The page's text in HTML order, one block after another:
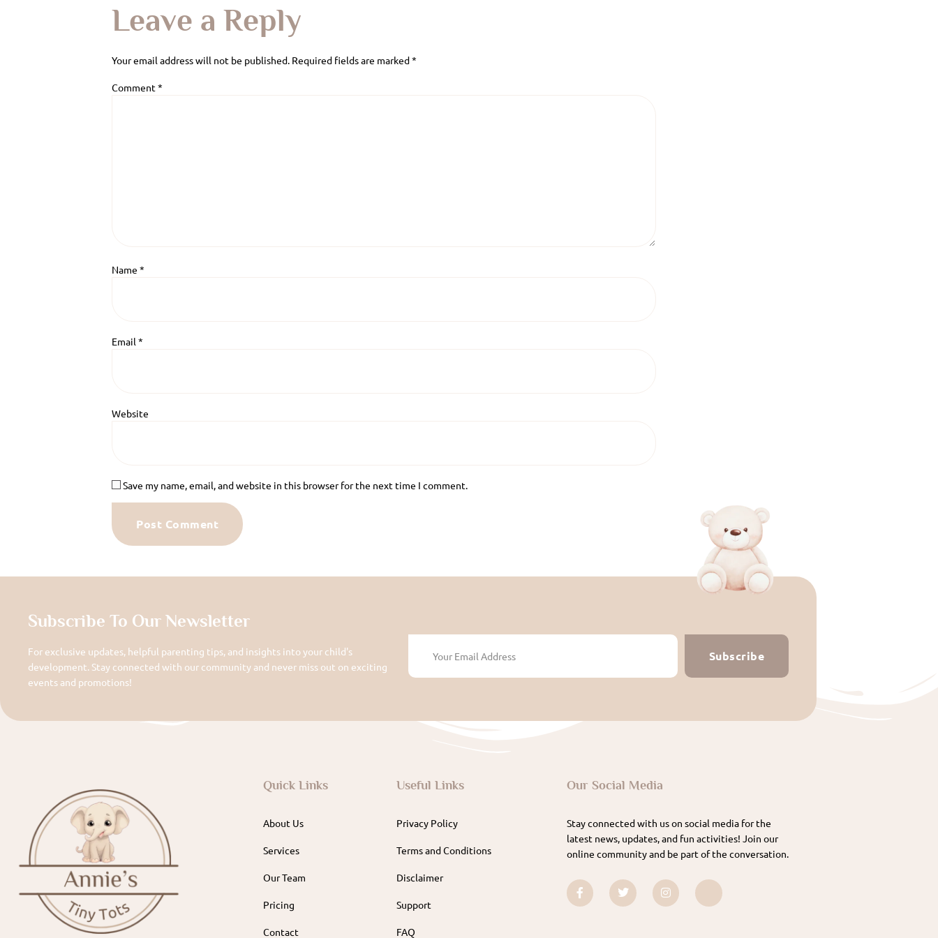
Leave a Reply
Your email address will not be published. Required fields are marked*
Comment*
Name *
Email *
Website
Save my name, email, and website in this browser for the next time I comment.
Subscribe To Our Newsletter
For exclusive updates, helpful parenting tips, and insights into your child's
development. Stay connected with our community and never miss out on exciting
events and promotions!
Subscribe
Quick Links
About Us
Services
Our Team
Pricing
Contact
Useful Links
Privacy Policy
Terms and Conditions
Disclaimer
Support
FAQ
Our Social Media
Stay connected with us on social media for the
latest news, updates, and fun activities! Join our
online community and be part of the conversation.